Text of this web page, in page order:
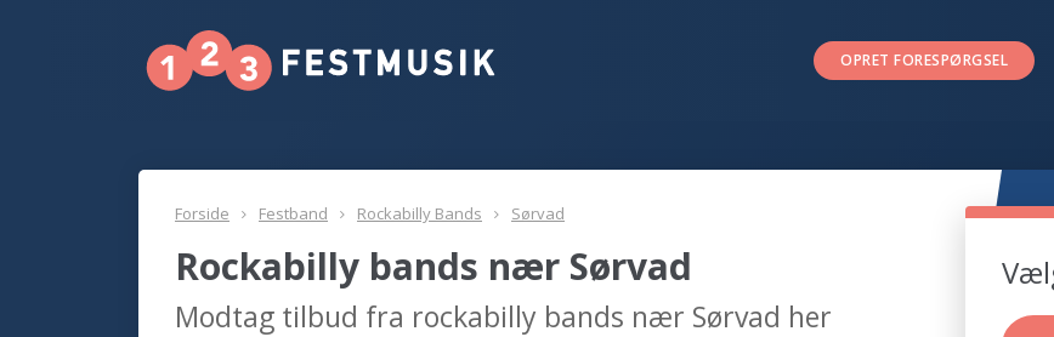
OPRET FORESPØRGSEL
Forside Festband Rockabilly Bands Sørvad
Rockabilly bands nær Sørvad
Modtag tilbud fra rockabilly bands nær Sørvad her